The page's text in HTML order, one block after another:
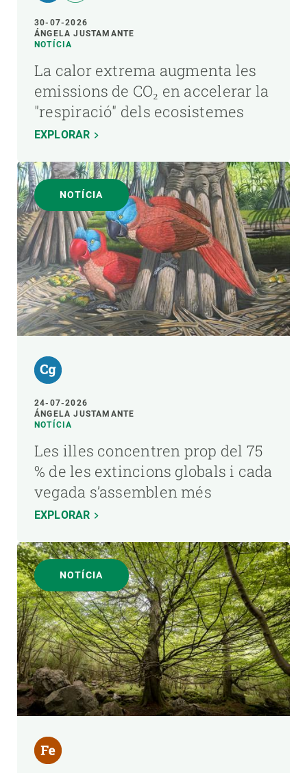
30-07-2026
ÁNGELA JUSTAMANTE
NOTÍCIA
La calor extrema augmenta les
emissions de CO₂ en accelerar la
"respiració" dels ecosistemes
EXPLORAR
NOTÍCIA
24-07-2026
ÁNGELA JUSTAMANTE
NOTÍCIA
Les illes concentren prop del 75
% de les extincions globals i cada
vegada s’assemblen més
EXPLORAR
NOTÍCIA